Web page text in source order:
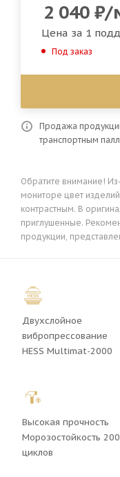
2 040 ₽/
Цена за 1
Под заказ
Продажа
транспортным
Обратите внимание!
мониторе цвет
контрастным. В
приглушенные.
продукции,
Двухслойное
вибропрессование
HESS Multimat-2000
Высокая прочность
Морозостойкость 200
циклов